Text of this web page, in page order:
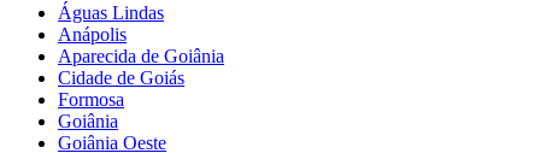
Águas Lindas
Anápolis
Aparecida de Goiânia
Cidade de Goiás
Formosa
Goiânia
Goiânia Oeste